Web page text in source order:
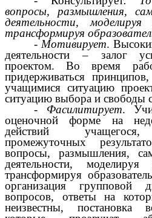
вопросы, размышления,
деятельности, моделируя
трансформируя
- Мотивирует.
деятельности – залог
проектом. Во время
придерживаться
учащимися ситуацию
ситуацию выбора и свободы
- Фасилитирует.
оценочной форме на
действий учащегося,
промежуточных
вопросы, размышления,
деятельности, моделируя
трансформируя
организация групповой
вопросов, ответы на
неизвестны, постановка